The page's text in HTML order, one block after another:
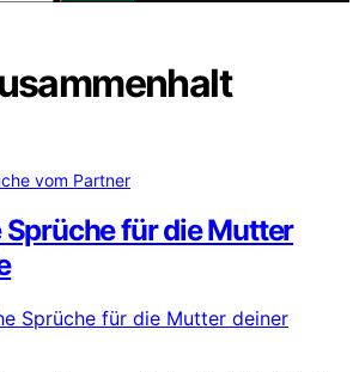
vom Partner
für die Mutter